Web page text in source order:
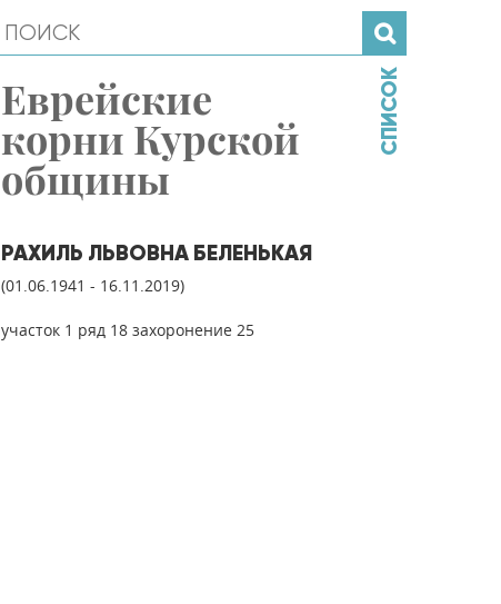
Еврейские
корни Курской
общины
РАХИЛЬ ЛЬВОВНА БЕЛЕНЬКАЯ
(01.06.1941 - 16.11.2019)
участок 1 ряд 18 захоронение 25
СПИСОК